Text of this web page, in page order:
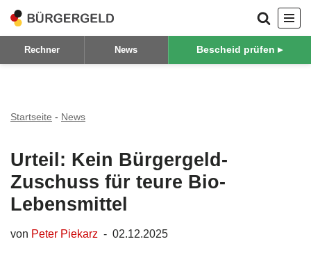
Zum
Inhalt
Rechner News Bescheid prüfen ▸
Startseite - News
Urteil: Kein Bürgergeld-
Zuschuss für teure Bio-
Lebensmittel
von Peter Piekarz 02.12.2025